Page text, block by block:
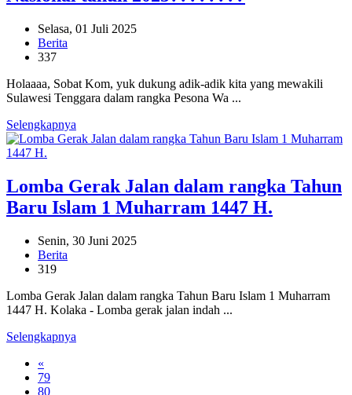
Selasa, 01 Juli 2025
Berita
337
Holaaaa, Sobat Kom, yuk dukung adik-adik kita yang mewakili
Sulawesi Tenggara dalam rangka Pesona Wa ...
Selengkapnya
Lomba Gerak Jalan dalam rangka Tahun
Baru Islam 1 Muharram 1447 H.
Senin, 30 Juni 2025
Berita
319
Lomba Gerak Jalan dalam rangka Tahun Baru Islam 1 Muharram
1447 H. Kolaka - Lomba gerak jalan indah ...
Selengkapnya
«
79
80